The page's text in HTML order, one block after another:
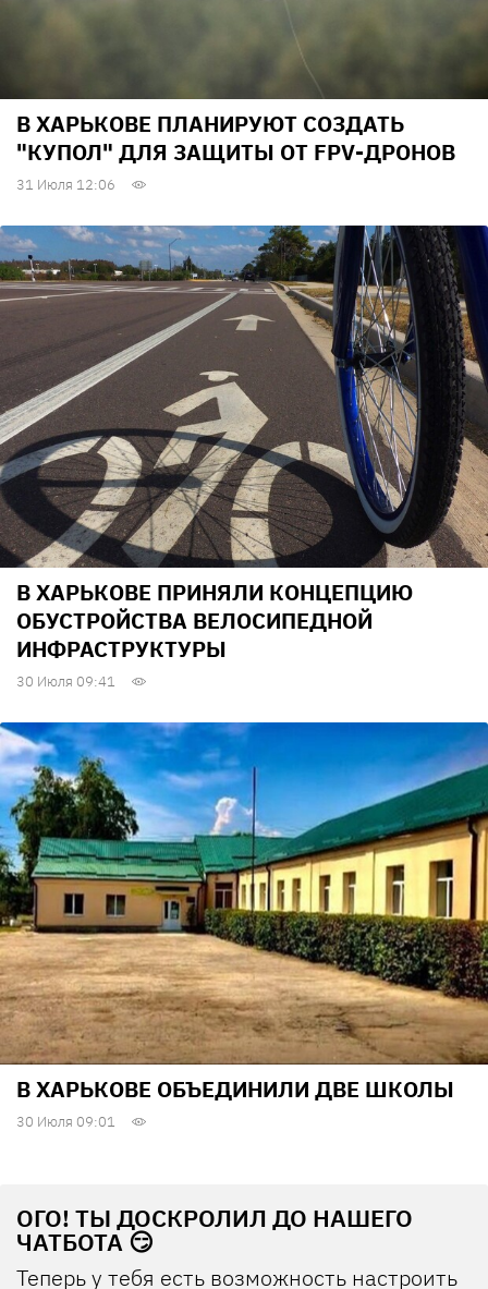
В ХАРЬКОВЕ ПЛАНИРУЮТ СОЗДАТЬ
"КУПОЛ" ДЛЯ ЗАЩИТЫ ОТ FPV-ДРОНОВ
31 Июля 12:06
В ХАРЬКОВЕ ПРИНЯЛИ КОНЦЕПЦИЮ
ОБУСТРОЙСТВА ВЕЛОСИПЕДНОЙ
ИНФРАСТРУКТУРЫ
30 Июля 09:41
В ХАРЬКОВЕ ОБЪЕДИНИЛИ ДВЕ ШКОЛЫ
30 Июля 09:01
ОГО! ТЫ ДОСКРОЛИЛ ДО НАШЕГО
ЧАТБОТА 😏
Теперь у тебя есть возможность настроить